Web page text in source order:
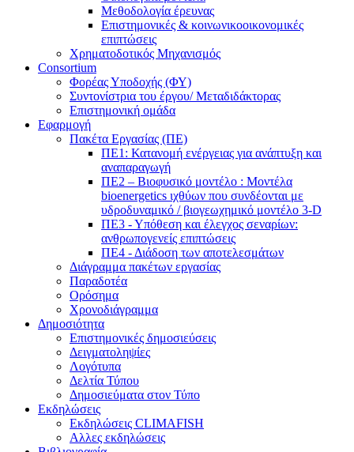
Μεθοδολογία έρευνας
Επιστημονικές & κοινωνικοοικονομικές
επιπτώσεις
Χρηματοδοτικός Μηχανισμός
Consortium
Φορέας Υποδοχής (ΦΥ)
Συντονίστρια του έργου/ Μεταδιδάκτορας
Επιστημονική ομάδα
Εφαρμογή
Πακέτα Εργασίας (ΠΕ)
ΠΕ1: Κατανομή ενέργειας για ανάπτυξη και
αναπαραγωγή
ΠΕ2 – Βιοφυσικό μοντέλο : Μοντέλα
bioenergetics ιχθύων που συνδέονται με
υδροδυναμικό / βιογεωχημικό μοντέλο 3-D
ΠΕ3 - Υπόθεση και έλεγχος σεναρίων:
ανθρωπογενείς επιπτώσεις
ΠΕ4 - Διάδοση των αποτελεσμάτων
Διάγραμμα πακέτων εργασίας
Παραδοτέα
Ορόσημα
Χρονοδιάγραμμα
Δημοσιότητα
Επιστημονικές δημοσιεύσεις
Δειγματοληψίες
Λογότυπα
Δελτία Τύπου
Δημοσιεύματα στον Τύπο
Εκδηλώσεις
Εκδηλώσεις CLIMAFISH
Αλλες εκδηλώσεις